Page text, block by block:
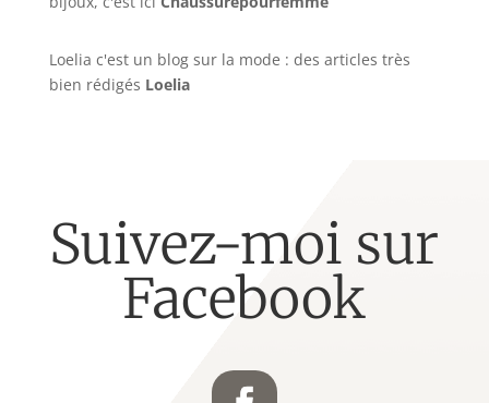
Loelia c'est un blog sur la mode : des articles très
bien rédigés Loelia
Suivez-moi sur
Facebook